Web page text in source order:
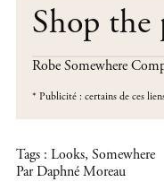
Shop the
Robe Somewhere
* Publicité : certains de ces
Tags : Looks, Somewhere
Par Daphné Moreau